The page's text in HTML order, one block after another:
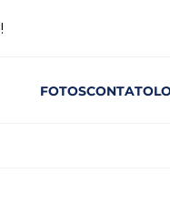
FOTOSCONTATO